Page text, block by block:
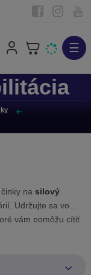
☰
na silový
Udržujte sa vo
vám pomôžu cítiť